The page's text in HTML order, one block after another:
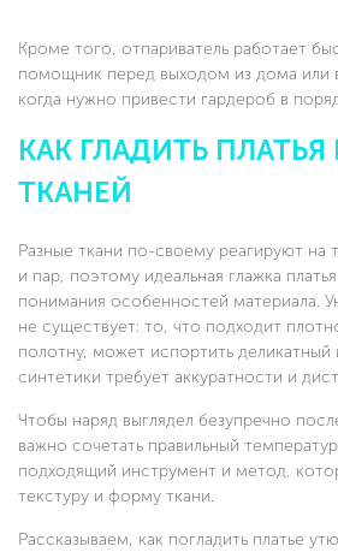
Кроме того, отпариватель работает
помощник перед выходом из дома или
когда нужно привести гардероб в
КАК ГЛАДИТЬ
ТКАНЕЙ
Разные ткани по-своему реагируют на
и пар, поэтому идеальная глажка
понимания особенностей материала.
не существует: то, что подходит
полотну, может испортить деликатный
синтетики требует аккуратности и
Чтобы наряд выглядел безупречно
важно сочетать правильный
подходящий инструмент и метод,
текстуру и форму ткани.
Рассказываем, как погладить платье